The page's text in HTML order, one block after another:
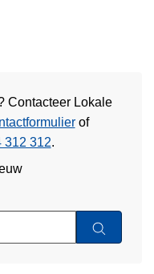
Contacteer Lokale
of
312 312.